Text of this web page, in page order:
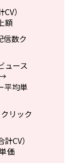
CV）
額
数ク
ュース
→
平均単
リック
CV）
価